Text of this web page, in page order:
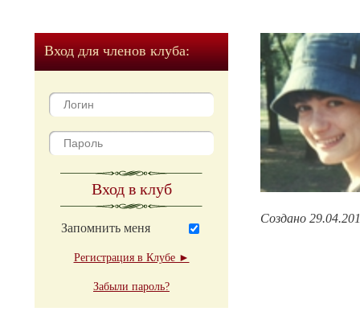
Вход для членов клуба:
Вход в клуб
Запомнить меня
Регистрация в Клубе ►
Забыли пароль?
Создано